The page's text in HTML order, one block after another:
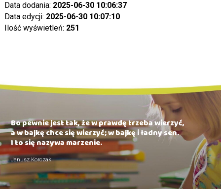
Data dodania: 2025-06-30 10:06:37
Data edycji: 2025-06-30 10:07:10
Ilość wyświetleń: 251
Bo pewnie jest tak, że w prawdę trzeba wierzyć,
a w bajkę chce się wierzyć; w bajkę i ładny sen.
I to się nazywa marzenie.
Janusz Korczak